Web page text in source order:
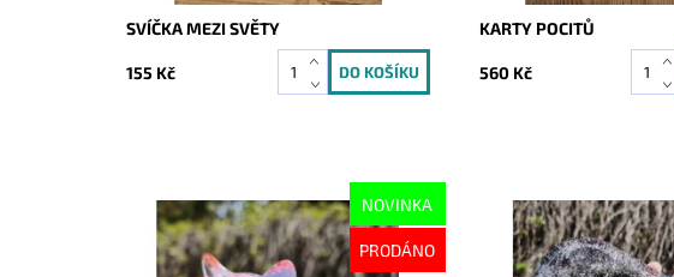
SVÍČKA MEZI SVĚTY
155 Kč
KARTY POCITŮ
560 Kč
NOVINKA
PRODÁNO
Dostupnost:
Vyprodáno
Kód:
10650
Dostupnost:
Vyprodáno
10648